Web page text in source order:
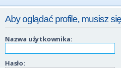
Aby oglądać profile, musisz
Nazwa użytkownika:
Hasło: